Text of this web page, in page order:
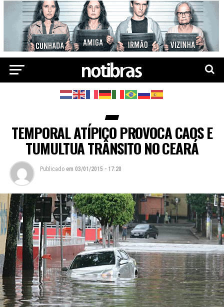
TEMPORAL ATÍPICO PROVOCA CAOS E
TUMULTUA TRÂNSITO NO CEARÁ
Publicado em 03/01/2015 - 17:20